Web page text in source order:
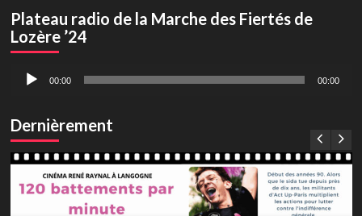
Plateau radio de la Marche des Fiertés de
Lozère ’24
Lecteur 00:00 00:00
Dernièrement